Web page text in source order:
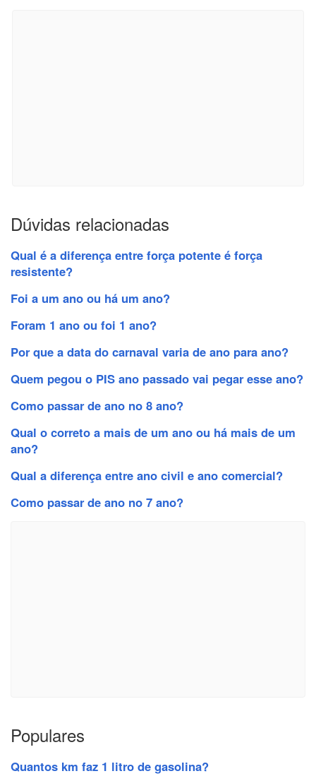
Dúvidas relacionadas
Qual é a diferença entre força potente é força
resistente?
Foi a um ano ou há um ano?
Foram 1 ano ou foi 1 ano?
Por que a data do carnaval varia de ano para ano?
Quem pegou o PIS ano passado vai pegar esse ano?
Como passar de ano no 8 ano?
Qual o correto a mais de um ano ou há mais de um
ano?
Qual a diferença entre ano civil e ano comercial?
Como passar de ano no 7 ano?
Populares
Quantos km faz 1 litro de gasolina?